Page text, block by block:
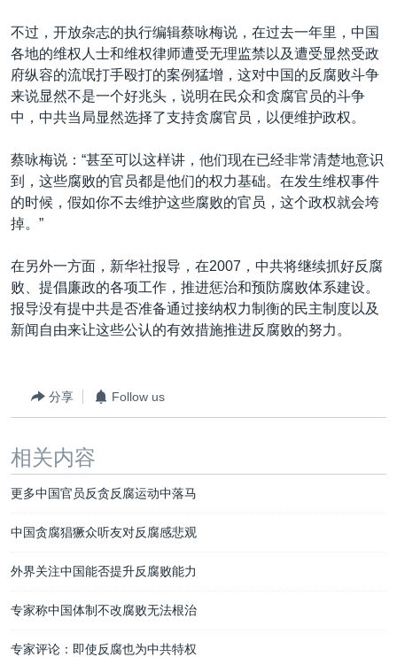
不过，开放杂志的执行编辑蔡咏梅说，在过去一年里，中国
各地的维权人士和维权律师遭受无理监禁以及遭受显然受政
府纵容的流氓打手殴打的案例猛增，这对中国的反腐败斗争
来说显然不是一个好兆头，说明在民众和贪腐官员的斗争
中，中共当局显然选择了支持贪腐官员，以便维护政权。
蔡咏梅说：“甚至可以这样讲，他们现在已经非常清楚地意识
到，这些腐败的官员都是他们的权力基础。在发生维权事件
的时候，假如你不去维护这些腐败的官员，这个政权就会垮
掉。”
在另外一方面，新华社报导，在2007，中共将继续抓好反腐
败、提倡廉政的各项工作，推进惩治和预防腐败体系建设。
报导没有提中共是否准备通过接纳权力制衡的民主制度以及
新闻自由来让这些公认的有效措施推进反腐败的努力。
分享 Follow us
相关内容
更多中国官员反贪反腐运动中落马
中国贪腐猖獗众听友对反腐感悲观
外界关注中国能否提升反腐败能力
专家称中国体制不改腐败无法根治
专家评论：即使反腐也为中共特权